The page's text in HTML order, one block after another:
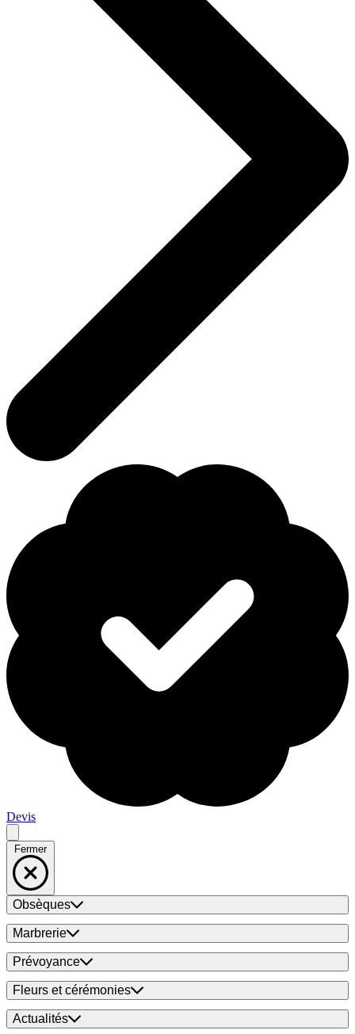
Devis
Fermer
Obsèques
Marbrerie
Prévoyance
Fleurs et cérémonies
Actualités